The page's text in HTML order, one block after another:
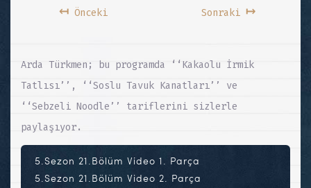
↤Önceki Sonraki ↦
Arda Türkmen; bu programda ‘‘Kakaolu İrmik
Tatlısı’’, ‘‘Soslu Tavuk Kanatları’’ ve
‘‘Sebzeli Noodle’’ tariflerini sizlerle
paylaşıyor.
5.Sezon 21.Bölüm Video 1. Parça
5.Sezon 21.Bölüm Video 2. Parça